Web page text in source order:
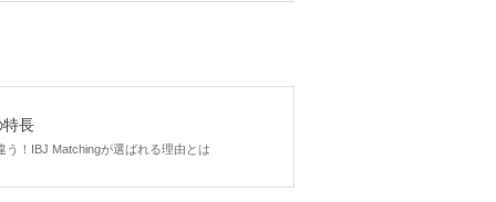
長
う！IBJ Matchingが選ばれる理由とは